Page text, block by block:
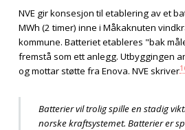
NVE gir konsesjon til etablering av et
MWh (2 timer) inne i Måkaknuten
kommune. Batteriet etableres "bak
fremstå som ett anlegg. Utbyggingen
og mottar støtte fra Enova. NVE skriver
Batterier vil trolig spille en stadig
norske kraftsystemet. Batterier er